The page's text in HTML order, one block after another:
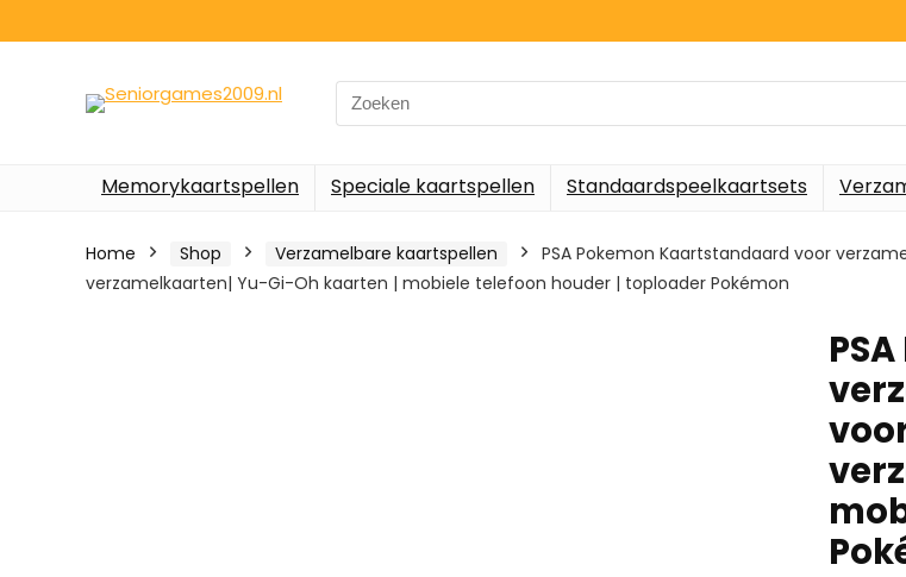
Search
for:
Memorykaartspellen Speciale kaartspellen Standaardspeelkaartsets
Home Shop Verzamelbare kaartspellen
PSA Pokemon Kaartstandaard voor
verzamelkaarten| Yu-Gi-Oh kaarten | mobiele telefoon houder | toploader Pokémon